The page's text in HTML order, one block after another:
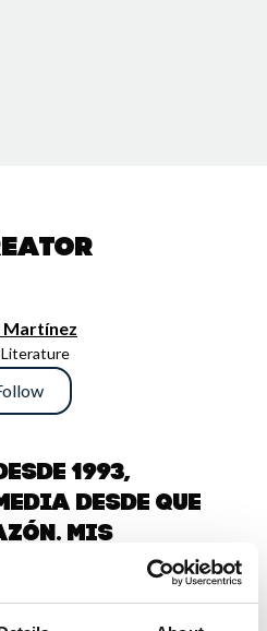
Martínez
1993,
desde que
Mis
plasmo sin
me gustan: